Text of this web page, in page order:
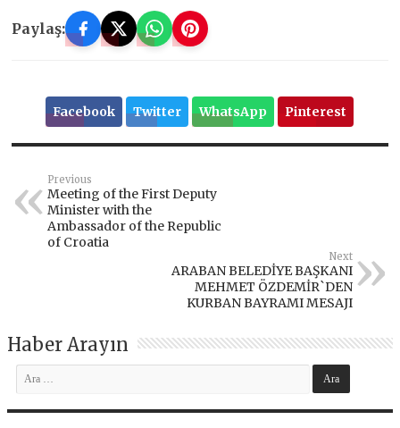
Paylaş:
Facebook Twitter WhatsApp Pinterest
Previous
Meeting of the First Deputy
Minister with the
Ambassador of the Republic
of Croatia
Next
ARABAN BELEDİYE BAŞKANI
MEHMET ÖZDEMİR`DEN
KURBAN BAYRAMI MESAJI
Haber Arayın